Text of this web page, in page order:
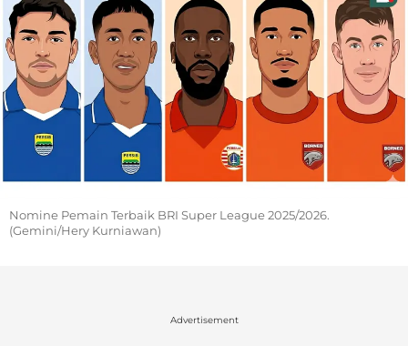
Nomine Pemain Terbaik BRI Super League 2025/2026.
(Gemini/Hery Kurniawan)
Advertisement